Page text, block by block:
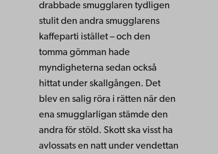
drabbade smugglaren tydligen
stulit den andra smugglarens
kaffeparti istället – och den
tomma gömman hade
myndigheterna sedan också
hittat under skallgången. Det
blev en salig röra i rätten när den
ena smugglarligan stämde den
andra för stöld. Skott ska visst ha
avlossats en natt under vendettan